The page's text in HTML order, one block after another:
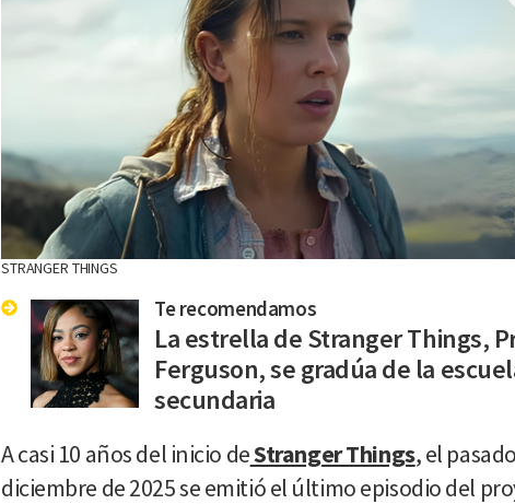
STRANGER THINGS
Te recomendamos
La estrella de Stranger Things,
Ferguson, se gradúa de la
secundaria
A casi 10 años del inicio deStranger Things, el
diciembre de 2025 se emitió el último episodio del